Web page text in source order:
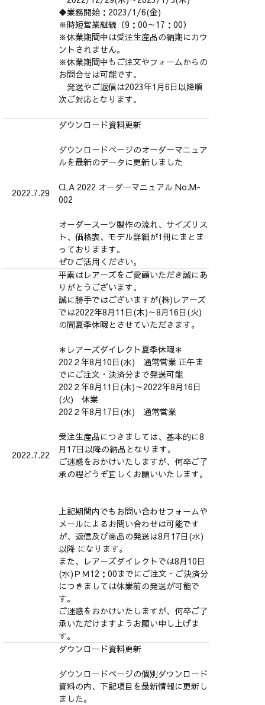
◆業務開始：2023/1/6(金)
※時短営業継続（9：00～17：00）
※休業期間中は受注生産品の納期にカウ
ントされません。
※休業期間中もご注文やフォームからの
お問合せは可能です。
発送やご返信は2023年1月6日以降順
次ご対応となります。
2022.7.29
ダウンロード資料更新
ダウンロードページのオーダーマニュア
ルを最新のデータに更新しました
CLA 2022 オーダーマニュアル No.M-
002
オーダースーツ製作の流れ、サイズリス
ト、価格表、モデル詳細が1冊にまとま
っておりまます。
ぜひご活用ください。
2022.7.22
平素はレアーズをご愛顧いただき誠にあ
りがとうございます。
誠に勝手ではございますが(株)レアーズ
では2022年8月11日(木)～8月16日(火)
の間夏季休暇とさせていただきます。
＊レアーズダイレクト夏季休暇＊
202２年8月10日(水) 通常営業 正午ま
でにご注文・決済分まで発送可能
202２年8月11日(木)～2022年8月16日
(火) 休業
202２年8月17日(水) 通常営業
受注生産品につきましては、基本的に8
月17日以降の納品となります。
ご迷惑をおかけいたしますが、何卒ご了
承の程どうぞ宜しくお願いいたします。
上記期間内でもお問い合わせフォームや
メールによるお問い合わせは可能です
が、返信及び商品の発送は8月17日(水)
以降 になります。
また、レアーズダイレクトでは8月10日
(水)ＰＭ12：00までにご注文・ご決済分
につきましては休業前の発送が可能で
す。
ご迷惑をおかけいたしますが、何卒ご了
承いただけますようお願い申し上げま
す。
ダウンロード資料更新
ダウンロードページの個別ダウンロード
資料の内、下記項目を最新情報に更新し
ました。